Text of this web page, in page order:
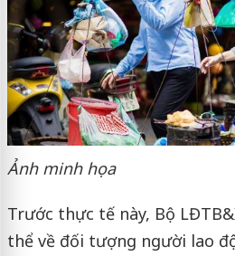
Ảnh minh họa
Trước thực tế này, Bộ
thể về đối tượng người lao